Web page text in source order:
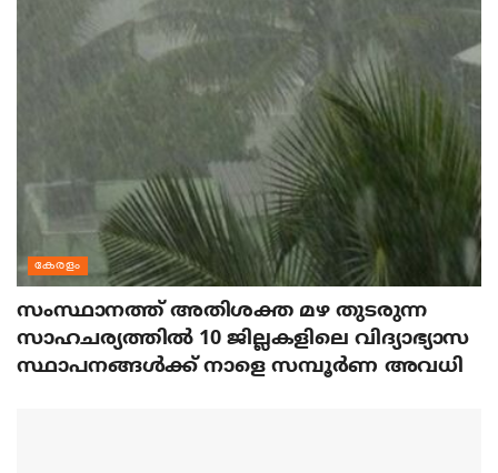
കേരളം
സംസ്ഥാനത്ത് അതിശക്ത മഴ തുടരുന്ന
സാഹചര്യത്തിൽ 10 ജില്ലകളിലെ വിദ്യാഭ്യാസ
സ്ഥാപനങ്ങൾക്ക് നാളെ സമ്പൂർണ അവധി